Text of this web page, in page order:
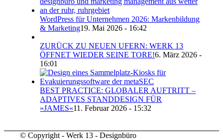
WordPress für Unternehmen 2026: Markenbildung
& Marketing19. Mai 2026 - 16:42
ZURÜCK ZU NEUEN UFERN: WERK 13
ÖFFNET WIEDER SEINE TORE!6. März 2026 -
16:01
BEST PRACTICE: GLOBALER AUFTRITT –
ADAPTIVES STANDDESIGN FÜR
»JAMES«11. Februar 2026 - 15:32
© Copyright - Werk 13 - Designbüro